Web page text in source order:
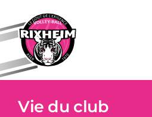
contenu
Vie du club